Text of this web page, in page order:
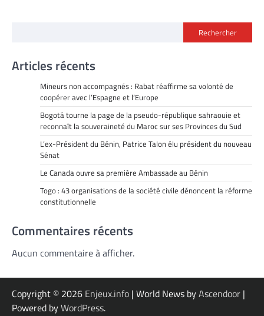
Rechercher
Articles récents
Mineurs non accompagnés : Rabat réaffirme sa volonté de
coopérer avec l’Espagne et l’Europe
Bogotá tourne la page de la pseudo-république sahraouie et
reconnaît la souveraineté du Maroc sur ses Provinces du Sud
L’ex-Président du Bénin, Patrice Talon élu président du nouveau
Sénat
Le Canada ouvre sa première Ambassade au Bénin
Togo : 43 organisations de la société civile dénoncent la réforme
constitutionnelle
Commentaires récents
Aucun commentaire à afficher.
Copyright © 2026 Enjeux.info | World News byAscendoor |
Powered byWordPress.